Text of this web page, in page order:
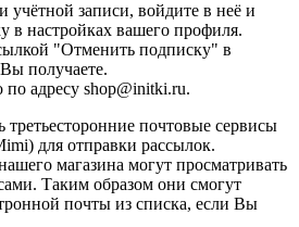
учётной записи, войдите в неё и
в настройках вашего профиля.
"Отменить подписку" в
получаете.
адресу shop@initki.ru.
почтовые сервисы
для отправки рассылок.
магазина могут просматривать
Таким образом они смогут
почты из списка, если Вы